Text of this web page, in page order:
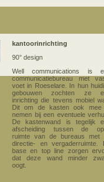
kantoorinrichting
90° design
Well communications is
communicatiebureau met
voet in Roeselare. In hun
gebouwen zochten ze
inrichting die tevens mobiel
Dit om de kasten ook mee
nemen bij een eventuele
De kastenwand is tegelijk
afscheiding tussen de
ruimte van de bureaus met
directie- en vergaderruimte.
base en top line zorgen
dat deze wand minder
oogt.